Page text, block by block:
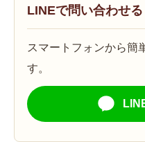
LINEで問い合わせる
スマートフォンから簡
す。